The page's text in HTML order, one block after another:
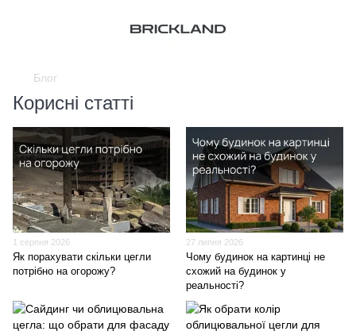
Блог
Корисні статті
1 серпня 2026
Як порахувати скільки цегли
потрібно на огорожу?
27 липня 2026
Чому будинок на картинці не
схожий на будинок у
реальності?